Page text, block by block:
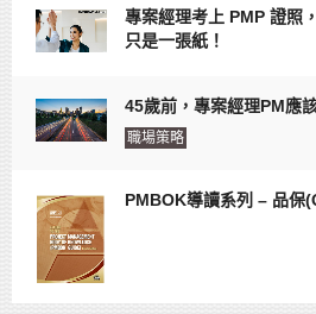
專案經理考上 PMP 證照
只是一張紙！
45歲前，專案經理PM應
職場策略
PMBOK導讀系列 – 品保